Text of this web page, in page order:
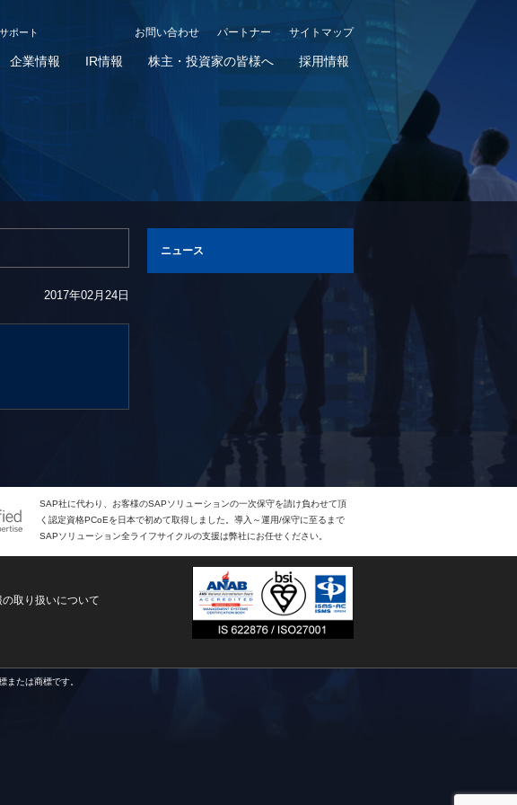
ポート サイトマップ
パートナー
お問い合わせ
企業情報 IR情報 株主・投資家の皆様へ 採用情報
2017年02月24日
ニュース
SAP社に代わり、お客様のSAPソリューションの一次保守を請け負わせて頂
く認定資格PCoEを日本で初めて取得しました。導入～運用/保守に至るまで
SAPソリューション全ライフサイクルの支援は弊社にお任せください。
取り扱いについて
たは商標です。